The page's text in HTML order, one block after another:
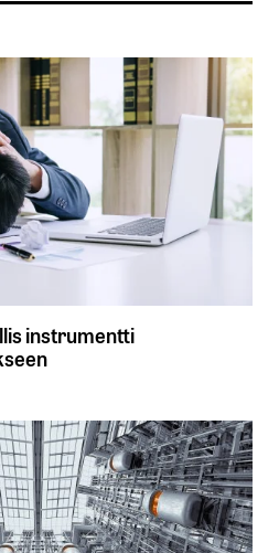
instrumentti